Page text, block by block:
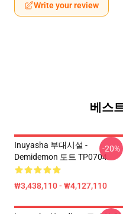
Write your review
베스
Inuyasha 부대시설 -
Demidemon 토트 TP0704
₩3,438,110 - ₩4,127,110
-20%